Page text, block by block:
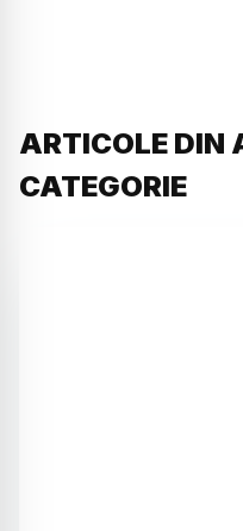
ARTICOLE DIN
CATEGORIE